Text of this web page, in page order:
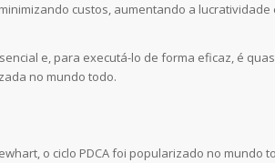
custos, aumentando a
e, para executá-lo de forma eficaz, é
no mundo todo.
o ciclo PDCA foi popularizado no mundo